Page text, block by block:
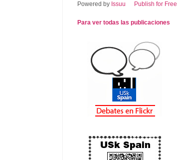
Powered by Issuu Publish for Free
Para ver todas las publicaciones